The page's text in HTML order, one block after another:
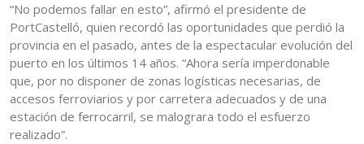
“No podemos fallar en esto”, afirmó el presidente de
PortCastelló, quien recordó las oportunidades que perdió la
provincia en el pasado, antes de la espectacular evolución del
puerto en los últimos 14 años. “Ahora sería imperdonable
que, por no disponer de zonas logísticas necesarias, de
accesos ferroviarios y por carretera adecuados y de una
estación de ferrocarril, se malograra todo el esfuerzo
realizado”.